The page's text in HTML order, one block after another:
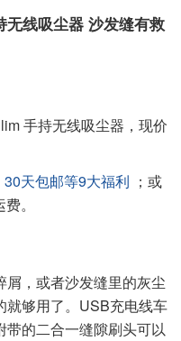
线吸尘器 沙发缝有救
手持无线吸尘器，现价
30天包邮等9大福利 ；或
。
，或者沙发缝里的灰尘
就够用了。USB充电线车
的二合一缝隙刷头可以